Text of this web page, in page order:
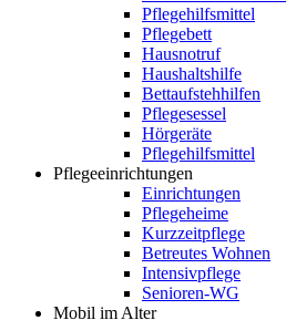
Pflegehilfsmittel
Pflegebett
Hausnotruf
Haushaltshilfe
Bettaufstehhilfen
Pflegesessel
Hörgeräte
Pflegehilfsmittel
Pflegeeinrichtungen
Einrichtungen
Pflegeheime
Kurzzeitpflege
Betreutes Wohnen
Intensivpflege
Senioren-WG
Mobil im Alter